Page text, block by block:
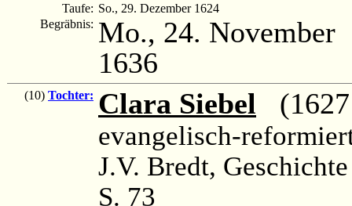
Taufe: So., 29. Dezember 1624
Begräbnis: Mo., 24. November
1636
(10) Tochter: Clara Siebel
evangelisch-
J.V. Bredt,
S. 73